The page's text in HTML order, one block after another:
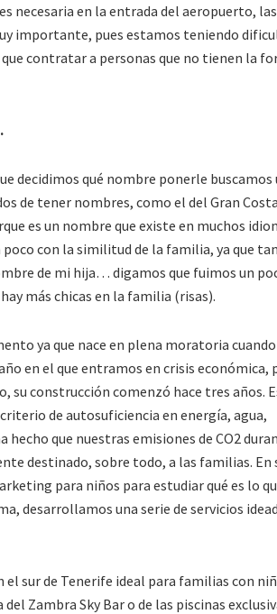
necesaria en la entrada del aeropuerto, las
importante, pues estamos teniendo
contratar a personas que no tienen la
decidimos qué nombre ponerle buscamos
de tener nombres, como el del Gran
es un nombre que existe en muchos
con la similitud de la familia, ya que
de mi hija… digamos que fuimos un
más chicas en la familia (risas).
ya que nace en plena moratoria cuando
en el que entramos en crisis económica,
construcción comenzó hace tres años.
de autosuficiencia en energía, agua,
que nuestras emisiones de CO2
destinado, sobre todo, a las familias. En
para niños para estudiar qué es lo
desarrollamos una serie de servicios
sur de Tenerife ideal para familias con
Zambra Sky Bar o de las piscinas